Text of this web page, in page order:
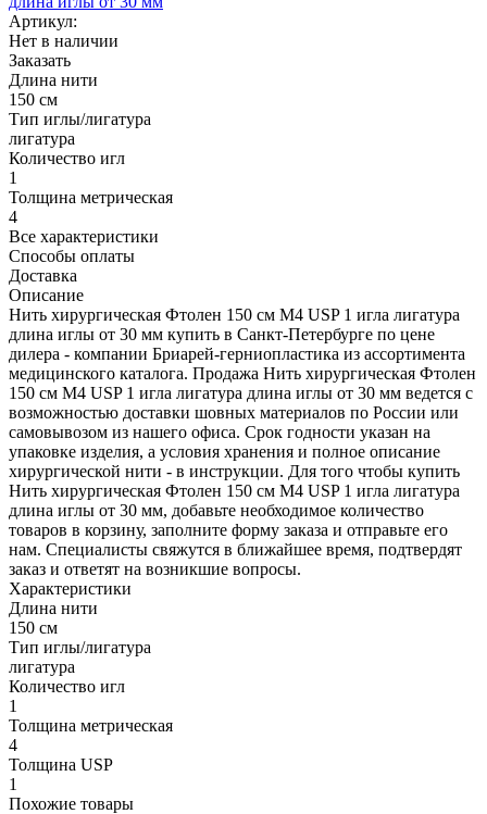
Артикул:
Нет в наличии
Заказать
Длина нити
150 см
Тип иглы/лигатура
лигатура
Количество игл
1
Толщина метрическая
4
Все характеристики
Способы оплаты
Доставка
Описание
Нить хирургическая Фтолен 150 см М4 USP 1 игла лигатура
длина иглы от 30 мм купить в Санкт-Петербурге по цене
дилера - компании Бриарей-герниопластика из ассортимента
медицинского каталога. Продажа Нить хирургическая Фтолен
150 см М4 USP 1 игла лигатура длина иглы от 30 мм ведется с
возможностью доставки шовных материалов по России или
самовывозом из нашего офиса. Срок годности указан на
упаковке изделия, а условия хранения и полное описание
хирургической нити - в инструкции. Для того чтобы купить
Нить хирургическая Фтолен 150 см М4 USP 1 игла лигатура
длина иглы от 30 мм, добавьте необходимое количество
товаров в корзину, заполните форму заказа и отправьте его
нам. Специалисты свяжутся в ближайшее время, подтвердят
заказ и ответят на возникшие вопросы.
Характеристики
Длина нити
150 см
Тип иглы/лигатура
лигатура
Количество игл
1
Толщина метрическая
4
Толщина USP
1
Похожие товары